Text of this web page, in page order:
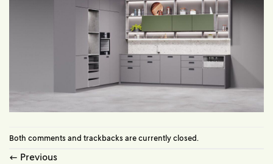
Both comments and trackbacks are currently closed.
← Previous